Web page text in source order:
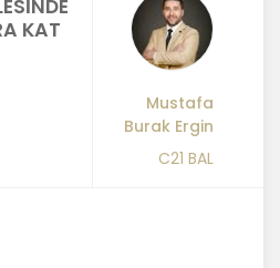
KAT
Mustafa
Burak Ergin
C21 BAL